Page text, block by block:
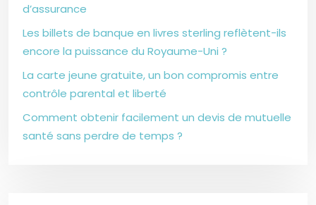
d’assurance
Les billets de banque en livres sterling reflètent-ils
encore la puissance du Royaume-Uni ?
La carte jeune gratuite, un bon compromis entre
contrôle parental et liberté
Comment obtenir facilement un devis de mutuelle
santé sans perdre de temps ?